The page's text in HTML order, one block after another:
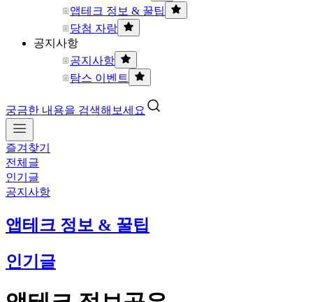
앱테크 정보 & 꿀팁
당첨 자랑
공지사항
공지사항
탐스 이벤트
궁금한 내용을 검색해보세요
즐겨찾기
전체글
인기글
공지사항
앱테크 정보 & 꿀팁
인기글